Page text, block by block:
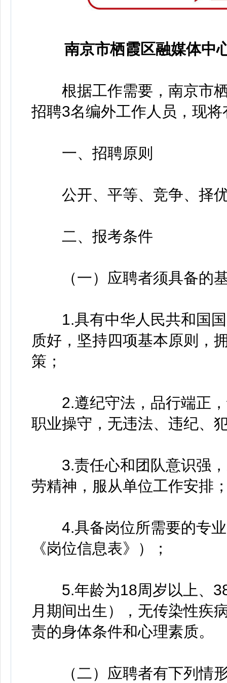
南京市栖霞区融媒体中
根据工作需要，南京市栖
招聘3名编外工作人员，现
一、招聘原则
公开、平等、竞争、择
二、报考条件
（一）应聘者须具备的
1.具有中华人民共和国国
质好，坚持四项基本原则，
策；
2.遵纪守法，品行端正，
职业操守，无违法、违纪、
3.责任心和团队意识强，
劳精神，服从单位工作安排
4.具备岗位所需要的专业
《岗位信息表》）；
5.年龄为18周岁以上、38
月期间出生），无传染性疾
责的身体条件和心理素质。
（二）应聘者有下列情形